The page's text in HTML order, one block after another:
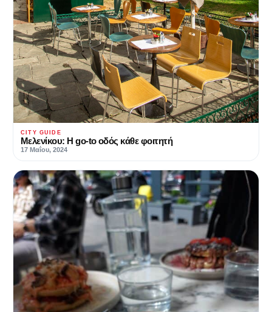
CITY GUIDE
Μελενίκου: Η go-to οδός κάθε φοιτητή
17 Μαΐου, 2024